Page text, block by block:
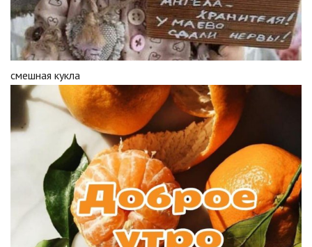
смешная кукла